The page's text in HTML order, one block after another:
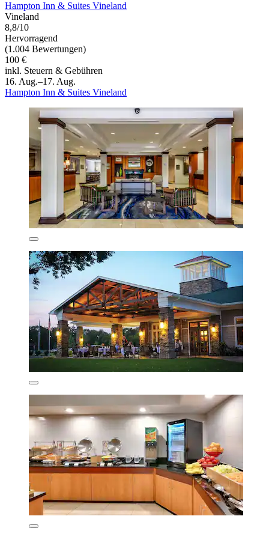
Hampton Inn & Suites Vineland
Vineland
8,8/10
Hervorragend
(1.004 Bewertungen)
100 €
inkl. Steuern & Gebühren
16. Aug.–17. Aug.
Hampton Inn & Suites Vineland